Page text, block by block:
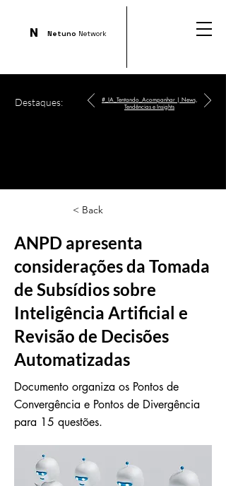
N Netuno Network
Destaques:
#_IA_Tentando_Acompanhar | News,
Tendências e Insights
< Back
ANPD apresenta
considerações da Tomada
de Subsídios sobre
Inteligência Artificial e
Revisão de Decisões
Automatizadas
Documento organiza os Pontos de
Convergência e Pontos de Divergência
para 15 questões.